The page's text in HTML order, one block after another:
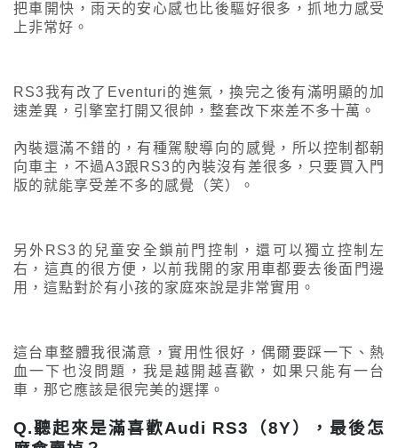
把車開快，雨天的安心感也比後驅好很多，抓地力感受
上非常好。
RS3我有改了Eventuri的進氣，換完之後有滿明顯的加
速差異，引擎室打開又很帥，整套改下來差不多十萬。
內裝還滿不錯的，有種駕駛導向的感覺，所以控制都朝
向車主，不過A3跟RS3的內裝沒有差很多，只要買入門
版的就能享受差不多的感覺（笑）。
另外RS3的兒童安全鎖前門控制，還可以獨立控制左
右，這真的很方便，以前我開的家用車都要去後面門邊
用，這點對於有小孩的家庭來說是非常實用。
這台車整體我很滿意，實用性很好，偶爾要踩一下、熱
血一下也沒問題，我是越開越喜歡，如果只能有一台
車，那它應該是很完美的選擇。
Q.聽起來是滿喜歡Audi RS3（8Y），最後怎